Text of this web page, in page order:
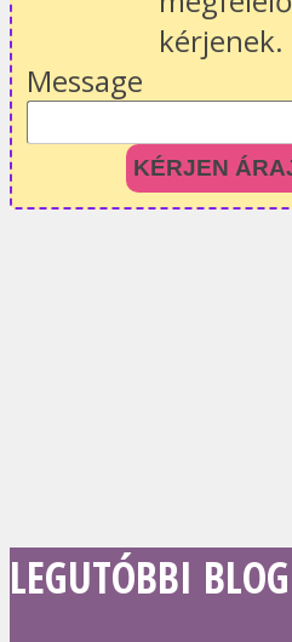
kérjenek.
Message
KÉRJEN
LEGUTÓBBI